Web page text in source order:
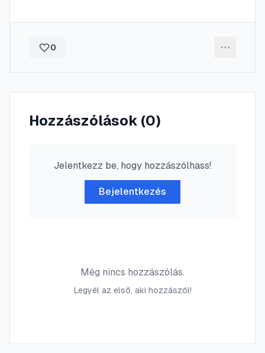
0
Hozzászólások (0)
Jelentkezz be, hogy hozzászólhass!
Bejelentkezés
Még nincs hozzászólás.
Legyél az első, aki hozzászól!